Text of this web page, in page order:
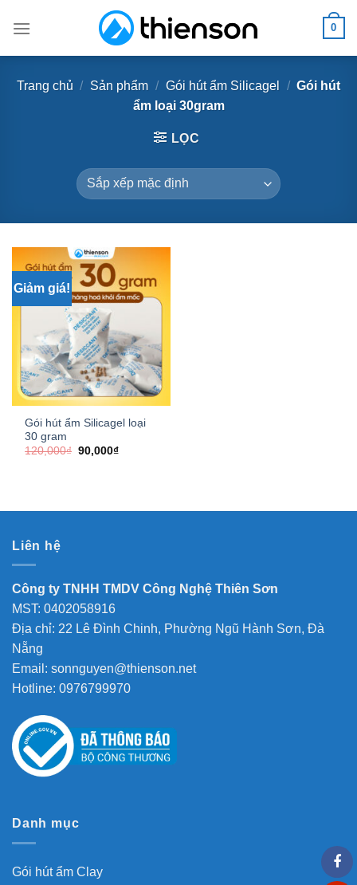
0
Trang chủ / Sản phẩm / Gói hút ẩm Silicagel / Gói hút
ẩm loại 30gram
LỌC
Giảm giá!
Gói hút ẩm Silicagel loại
30 gram
120,000₫ Giá
90,000₫Giá
Liên hệ
Công ty TNHH TMDV Công Nghệ Thiên Sơn
MST: 0402058916
Địa chỉ: 22 Lê Đình Chinh, Phường Ngũ Hành Sơn, Đà
Nẵng
Email: sonnguyen@thienson.net
Hotline: 0976799970
Danh mục
Gói hút ẩm Clay